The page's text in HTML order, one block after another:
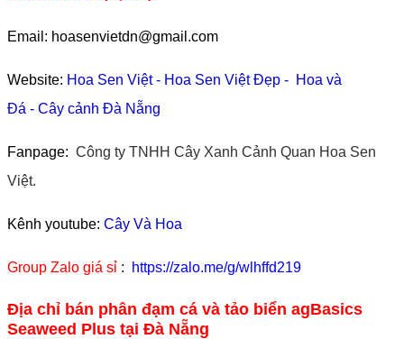
Email: hoasenvietdn@gmail.com
Website: Hoa Sen Việt- Hoa Sen Việt Đẹp - Hoa và
Đá - Cây cảnh Đà Nẵng
Fanpage: Công ty TNHH Cây Xanh Cảnh Quan Hoa Sen
Việt.
Kênh youtube: Cây Và Hoa
Group Zalo giá sỉ : https://zalo.me/g/wlhffd219
Địa chỉ bán phân đạm cá và tảo biển agBasics
Seaweed Plus tại Đà Nẵng